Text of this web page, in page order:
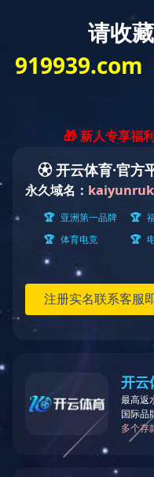
创新创优
实用新型专利：一
发布时间：2025-